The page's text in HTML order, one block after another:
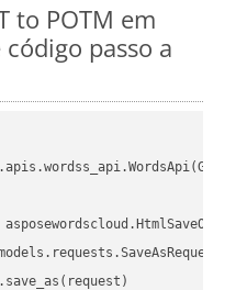
to POTM em
passo a